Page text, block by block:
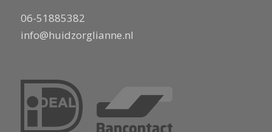
06-51885382
info@huidzorglianne.nl